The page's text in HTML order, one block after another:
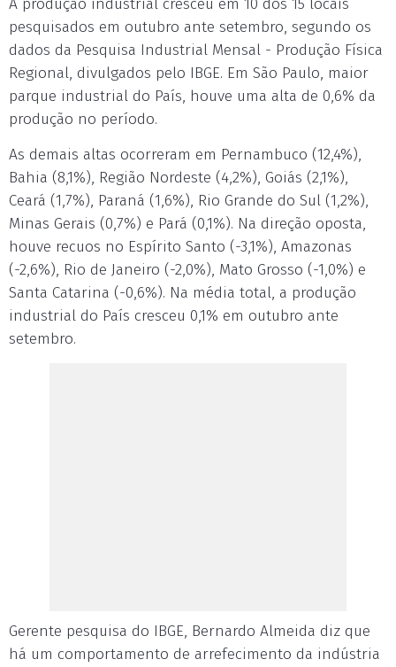
A produção industrial cresceu em 10 dos 15 locais
pesquisados em outubro ante setembro, segundo os
dados da Pesquisa Industrial Mensal - Produção Física
Regional, divulgados pelo IBGE. Em São Paulo, maior
parque industrial do País, houve uma alta de 0,6% da
produção no período.
As demais altas ocorreram em Pernambuco (12,4%),
Bahia (8,1%), Região Nordeste (4,2%), Goiás (2,1%),
Ceará (1,7%), Paraná (1,6%), Rio Grande do Sul (1,2%),
Minas Gerais (0,7%) e Pará (0,1%). Na direção oposta,
houve recuos no Espírito Santo (-3,1%), Amazonas
(-2,6%), Rio de Janeiro (-2,0%), Mato Grosso (-1,0%) e
Santa Catarina (-0,6%). Na média total, a produção
industrial do País cresceu 0,1% em outubro ante
setembro.
Gerente pesquisa do IBGE, Bernardo Almeida diz que
há um comportamento de arrefecimento da indústria